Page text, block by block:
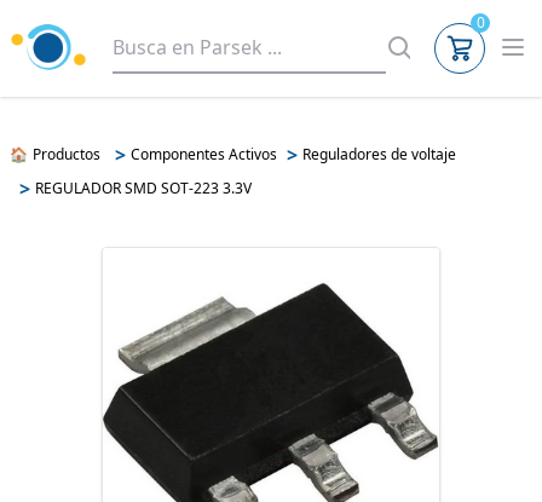
0
🏠 Productos > Componentes Activos > Reguladores de voltaje
> REGULADOR SMD SOT-223 3.3V